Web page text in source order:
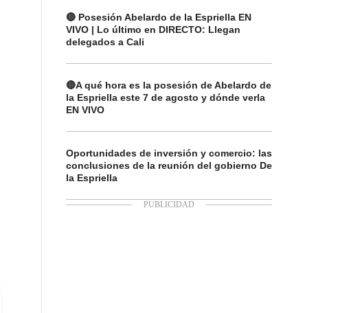
🔴 Posesión Abelardo de la Espriella EN
VIVO | Lo último en DIRECTO: Llegan
delegados a Cali
🔴A qué hora es la posesión de Abelardo de
la Espriella este 7 de agosto y dónde verla
EN VIVO
Oportunidades de inversión y comercio: las
conclusiones de la reunión del gobierno De
la Espriella